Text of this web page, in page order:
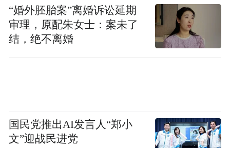
店铺门前，围栏里约十几人的队伍让你吁出
一口气。此刻有工作人员上前指引，回头一
看才发现真正的队伍早已在更为宽敞的大道
“婚外胚胎案”离婚诉讼延期
审理，原配朱女士：案未了
结，绝不离婚
国民党推出AI发言人“郑小
文”迎战民进党